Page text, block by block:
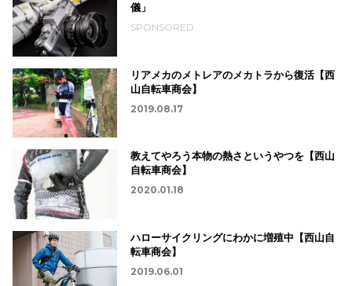
儀」
SPONSORED
リアメカのメトレアのメカトラから復活【西
山自転車商会】
2019.08.17
教えてやろう本物の熱さというやつを【西山
自転車商会】
2020.01.18
ハローサイクリングにわかに増殖中【西山自
転車商会】
2019.06.01